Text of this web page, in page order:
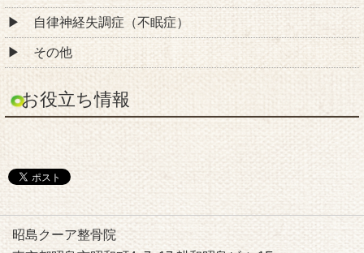
自律神経失調症（不眠症）
その他
お役立ち情報
昭島クーア整骨院